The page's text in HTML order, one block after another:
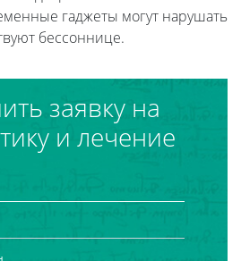
гаджеты могут нарушать
бессоннице.
заявку на
и лечение